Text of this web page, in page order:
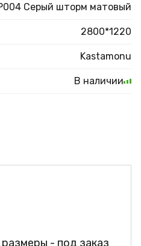
Серый шторм матовый
2800*1220
Kastamonu
В наличии
- под заказ